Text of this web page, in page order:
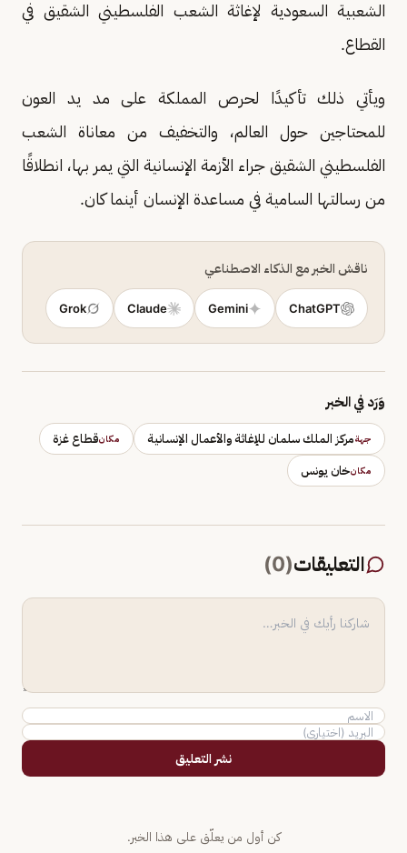
الشعبية السعودية لإغاثة الشعب الفلسطيني الشقيق في
القطاع.
ويأتي ذلك تأكيدًا لحرص المملكة على مد يد العون
للمحتاجين حول العالم، والتخفيف من معاناة الشعب
الفلسطيني الشقيق جراء الأزمة الإنسانية التي يمر بها، انطلاقًا
من رسالتها السامية في مساعدة الإنسان أينما كان.
ناقش الخبر مع الذكاء الاصطناعي
ChatGPT
Gemini
Claude
Grok
وَرَد في الخبر
جهةمركز الملك سلمان للإغاثة والأعمال الإنسانية مكانقطاع غزة
مكانخان يونس
التعليقات(
0
)
نشر التعليق
كن أول من يعلّق على هذا الخبر.